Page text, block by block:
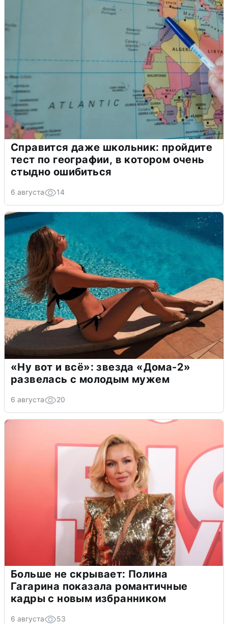
Справится даже школьник: пройдите
тест по географии, в котором очень
стыдно ошибиться
6 августа 14
«Ну вот и всё»: звезда «Дома-2»
развелась с молодым мужем
6 августа 20
Больше не скрывает: Полина
Гагарина показала романтичные
кадры с новым избранником
6 августа 53